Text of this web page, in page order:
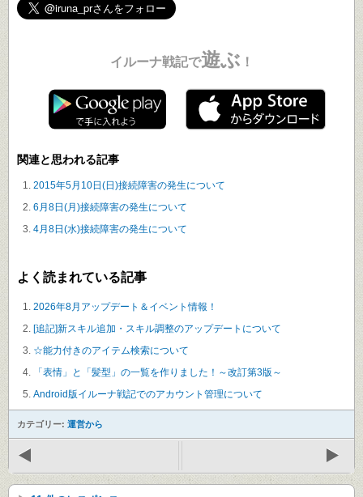
イルーナ戦記で遊ぶ ！
関連と思われる記事
2015年5月10日(日)接続障害の発生について
6月8日(月)接続障害の発生について
4月8日(水)接続障害の発生について
よく読まれている記事
2026年8月アップデート＆イベント情報！
[追記]新スキル追加・スキル調整のアップデートについて
☆能力付きのアイテム検索について
「表情」と「髪型」の一覧を作りました！～改訂第3版～
Android版イルーナ戦記でのアカウント管理について
カテゴリー: 運営から